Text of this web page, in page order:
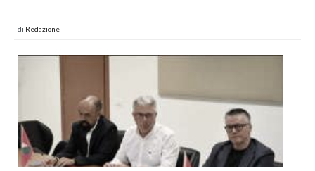
di Redazione